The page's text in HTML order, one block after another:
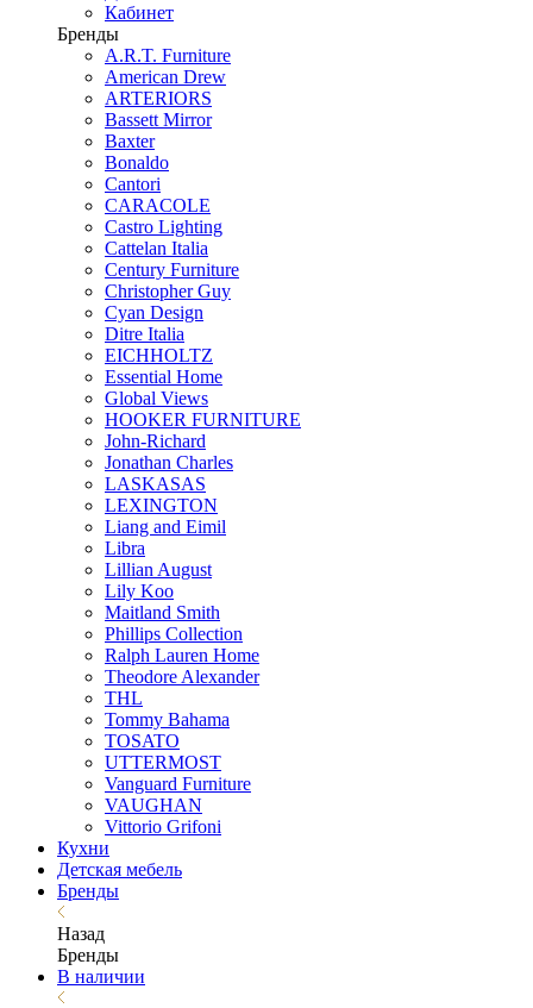
Кабинет
Бренды
A.R.T. Furniture
American Drew
ARTERIORS
Bassett Mirror
Baxter
Bonaldo
Cantori
CARACOLE
Castro Lighting
Cattelan Italia
Century Furniture
Christopher Guy
Cyan Design
Ditre Italia
EICHHOLTZ
Essential Home
Global Views
HOOKER FURNITURE
John-Richard
Jonathan Charles
LASKASAS
LEXINGTON
Liang and Eimil
Libra
Lillian August
Lily Koo
Maitland Smith
Phillips Collection
Ralph Lauren Home
Theodore Alexander
THL
Tommy Bahama
TOSATO
UTTERMOST
Vanguard Furniture
VAUGHAN
Vittorio Grifoni
Кухни
Детская мебель
Бренды
Назад
Бренды
В наличии